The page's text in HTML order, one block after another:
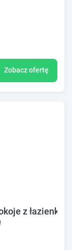
Zobacz ofertę
z